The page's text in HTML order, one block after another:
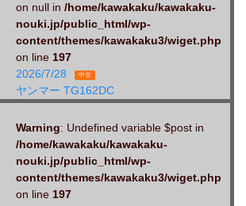
on null in /home/kawakaku/kawakaku-
nouki.jp/public_html/wp-
content/themes/kawakaku3/wiget.php
on line 197
2026/7/28
中古
ヤンマー TG162DC
Warning: Undefined variable $post in
/home/kawakaku/kawakaku-
nouki.jp/public_html/wp-
content/themes/kawakaku3/wiget.php
on line 197